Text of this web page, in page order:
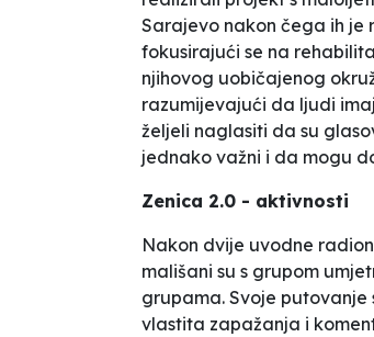
Sarajevo nakon čega ih je
fokusirajući se na
njihovog uobičajenog
razumijevajući da ljudi
željeli naglasiti da su
jednako važni i da mogu
Zenica 2.0 - aktivnosti
Nakon dvije uvodne
mališani su s grupom
grupama. Svoje
vlastita zapažanja i